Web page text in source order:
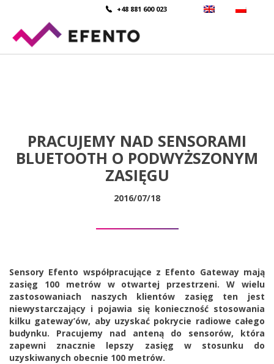
+48 881 600 023
PRACUJEMY NAD SENSORAMI
BLUETOOTH O PODWYŻSZONYM
ZASIĘGU
2016/07/18
Sensory Efento współpracujące z Efento Gateway mają
zasięg 100 metrów w otwartej przestrzeni. W wielu
zastosowaniach naszych klientów zasięg ten jest
niewystarczający i pojawia się konieczność stosowania
kilku gateway’ów, aby uzyskać pokrycie radiowe całego
budynku. Pracujemy nad anteną do sensorów, która
zapewni znacznie lepszy zasięg w stosunku do
uzyskiwanych obecnie 100 metrów.